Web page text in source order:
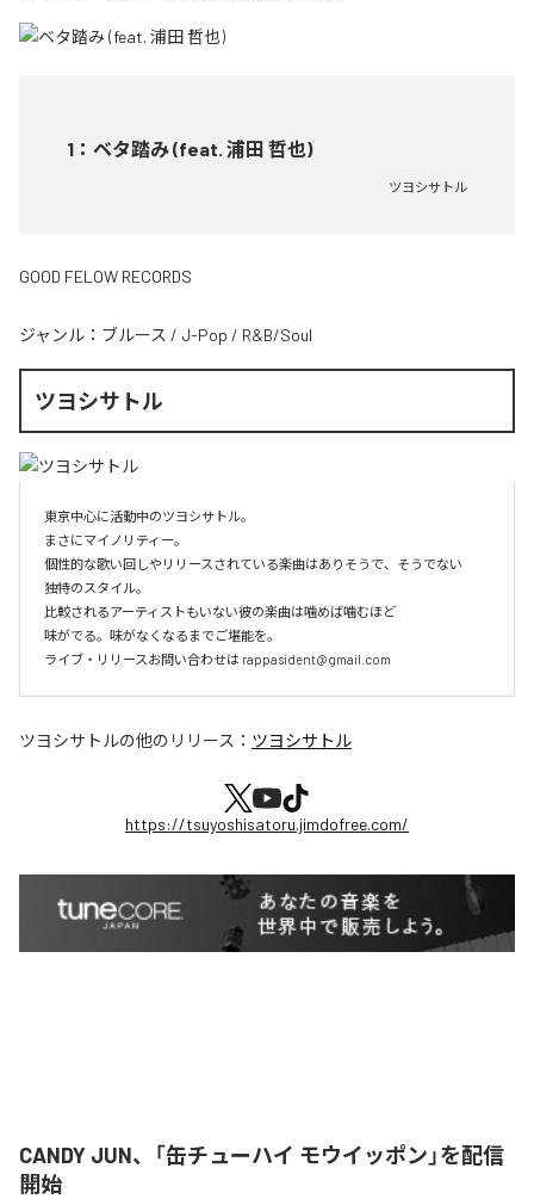
1 ： ベタ踏み (feat. 浦田 哲也)
ツヨシサトル
GOOD FELOW RECORDS
ジャンル： ブルース / J-Pop / R&B/Soul
ツヨシサトル
東京中心に活動中のツヨシサトル。
まさにマイノリティー。
個性的な歌い回しやリリースされている楽曲はありそうで、そうでない
独特のスタイル。
比較されるアーティストもいない彼の楽曲は噛めば噛むほど
味がでる。味がなくなるまでご堪能を。
ライブ・リリースお問い合わせは rappasident@gmail.com
ツヨシサトルの他のリリース： ツヨシサトル
https://tsuyoshisatoru.jimdofree.com/
CANDY JUN、「缶チューハイ モウイッポン」を配信
開始